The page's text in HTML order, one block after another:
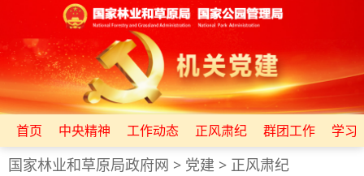
首页 中央精神 工作动态 正风肃纪 群团工作 学习
国家林业和草原局政府网 > 党建 > 正风肃纪